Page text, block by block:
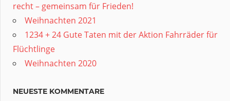
recht – gemeinsam für Frieden!
Weihnachten 2021
1234 + 24 Gute Taten mit der Aktion Fahrräder für
Flüchtlinge
Weihnachten 2020
NEUESTE KOMMENTARE